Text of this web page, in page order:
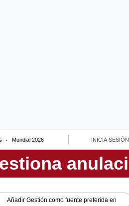
Mundial 2026 INICIA SESIÓN
Añadir Gestión como fuente preferida en